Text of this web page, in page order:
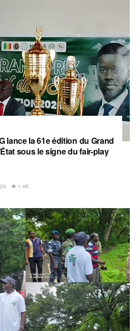
lance la 61e édition du Grand
sous le signe du fair-play
1.4K